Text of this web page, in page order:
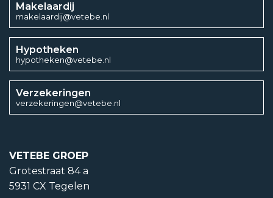
Makelaardij
makelaardij@vetebe.nl
Hypotheken
hypotheken@vetebe.nl
Verzekeringen
verzekeringen@vetebe.nl
VETEBE GROEP
Grotestraat 84 a
5931 CX Tegelen